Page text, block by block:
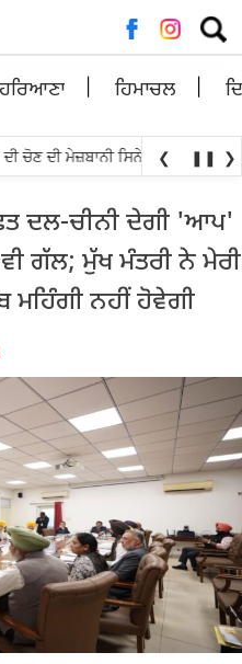
ਲਈ
ਖੋਜ:
ਹਰਿਆਣਾ ਹਿਮਾਚਲ
ਦੀ ਮੇਜ਼ਬਾਨੀ ਸਿਨੇਮਾ ਅਤੇ ਸੈਰ-ਸਪਾਟੇ
❮ ❚❚ ❯
ਦਲ-ਚੀਨੀ ਦੇਗੀ 'ਆਪ'
ਗੱਲ; ਮੁੱਖ ਮੰਤਰੀ ਨੇ ਮੇਰੀ
ਮਹਿੰਗੀ ਨਹੀਂ ਹੋਵੇਗੀ